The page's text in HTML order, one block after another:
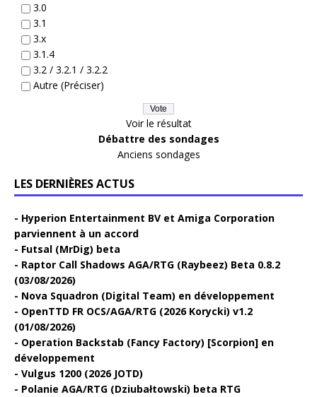
3.0
3.1
3.x
3.1.4
3.2 / 3.2.1 / 3.2.2
Autre (Préciser)
Voir le résultat
Débattre des sondages
Anciens sondages
LES DERNIÈRES ACTUS
Hyperion Entertainment BV et Amiga Corporation
parviennent à un accord
Futsal (MrDig) beta
Raptor Call Shadows AGA/RTG (Raybeez) Beta 0.8.2
(03/08/2026)
Nova Squadron (Digital Team) en développement
OpenTTD FR OCS/AGA/RTG (2026 Korycki) v1.2
(01/08/2026)
Operation Backstab (Fancy Factory) [Scorpion] en
développement
Vulgus 1200 (2026 JOTD)
Polanie AGA/RTG (Dziubałtowski) beta RTG